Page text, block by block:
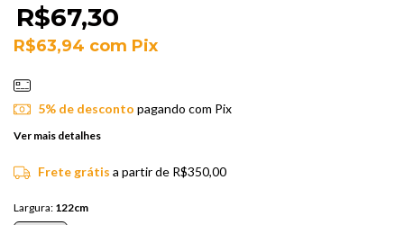
R$67,30
R$63,94 com Pix
5% de desconto pagando com Pix
Ver mais detalhes
Frete grátis a partir de R$350,00
Largura: 122cm